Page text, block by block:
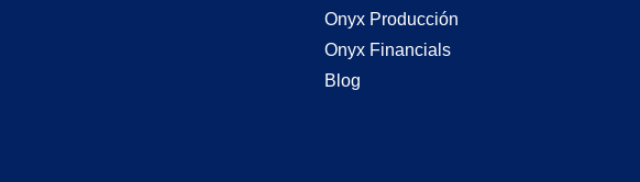
Onyx Producción
Onyx Financials
Blog